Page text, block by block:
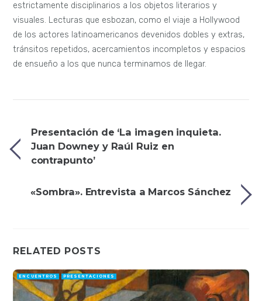
estrictamente disciplinarios a los objetos literarios y
visuales. Lecturas que esbozan, como el viaje a Hollywood
de los actores latinoamericanos devenidos dobles y extras,
tránsitos repetidos, acercamientos incompletos y espacios
de ensueño a los que nunca terminamos de llegar.
Presentación de ‘La imagen inquieta.
Juan Downey y Raúl Ruiz en
contrapunto’
«Sombra». Entrevista a Marcos Sánchez
RELATED POSTS
ENCUENTROS PRESENTACIONES